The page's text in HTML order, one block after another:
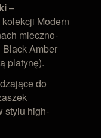
–
Modern
mleczno-
Amber
platynę).
do
stylu high-